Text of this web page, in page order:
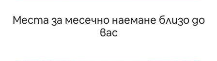
Места за месечно наемане близо до
вас